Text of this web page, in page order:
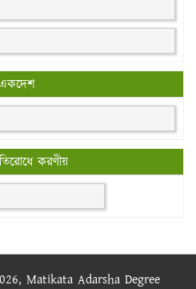
করণীয়
Matikata Adarsha Degree